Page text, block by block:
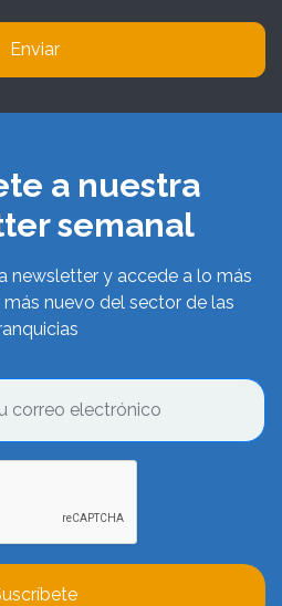
Enviar
a nuestra
semanal
newsletter y accede a lo más
nuevo del sector de las